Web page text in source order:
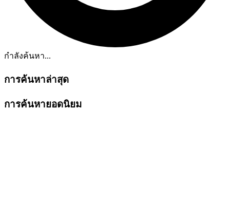
กำลังค้นหา...
การค้นหาล่าสุด
การค้นหายอดนิยม